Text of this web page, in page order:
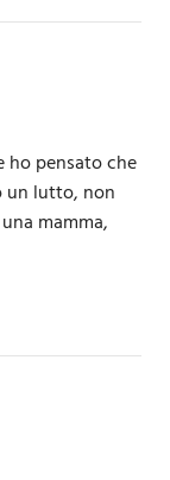
ho pensato che
un lutto, non
mamma,